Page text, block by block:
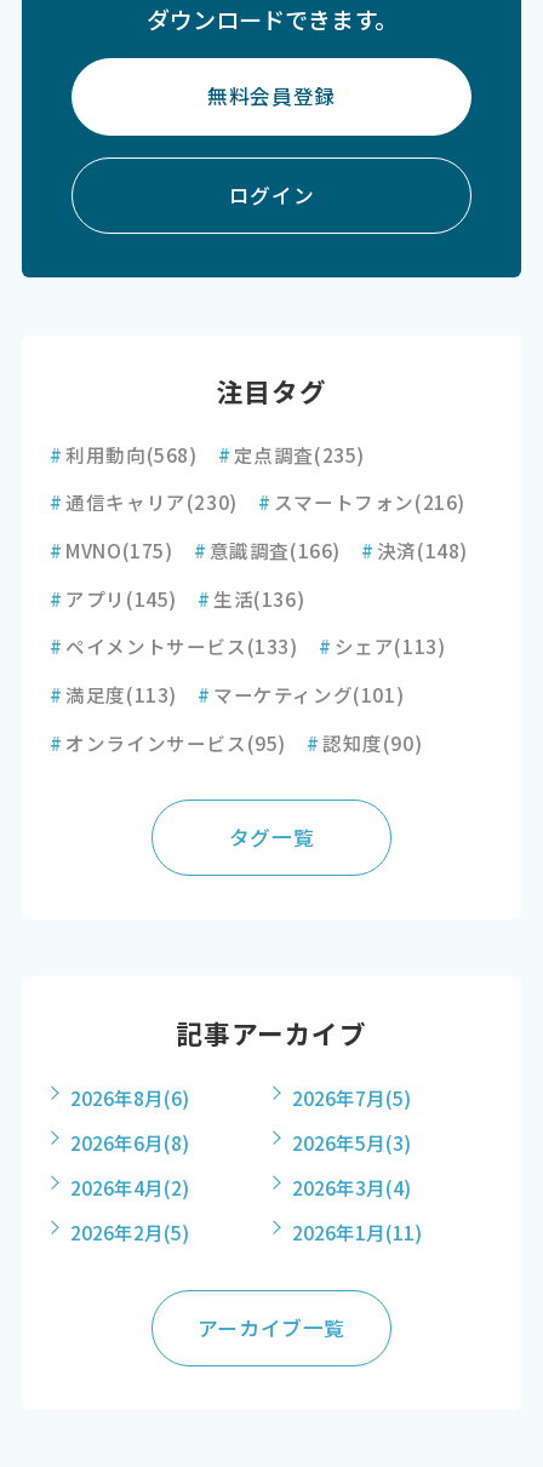
ダウンロードできます。
無料会員登録
ログイン
注目タグ
#利用動向(568) # 定点調査(235)
#通信キャリア(230) # スマートフォン(216)
# MVNO(175) # 意識調査(166) # 決済(148)
# アプリ (145) # 生活(136)
# ペイメントサービス(133) # シェア(113)
#満足度(113) # マーケティング(101)
# オンラインサービス(95) #認知度(90)
タグ一覧
記事アーカイブ
2026年8月(6) 2026年7月(5)
2026年6月(8) 2026年5月(3)
2026年4月(2) 2026年3月(4)
2026年2月(5) 2026年1月(11)
アーカイブ一覧